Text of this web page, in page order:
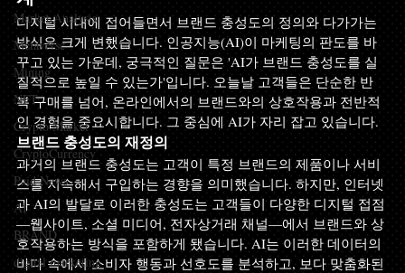
Market Analysis
Metaverse
Mining
NFT
Crypto Market
CryptoCurrency
Paid News
AI
BRAND
digital marketing
디지털 시대에 접어들면서 브랜드 충성도의 정의와 다가가는
방식은 크게 변했습니다. 인공지능(AI)이 마케팅의 판도를 바
꾸고 있는 가운데, 궁극적인 질문은 'AI가 브랜드 충성도를 실
질적으로 높일 수 있는가'입니다. 오늘날 고객들은 단순한 반
복 구매를 넘어, 온라인에서의 브랜드와의 상호작용과 전반적
인 경험을 중요시합니다. 그 중심에 AI가 자리 잡고 있습니다.
브랜드 충성도의 재정의
과거의 브랜드 충성도는 고객이 특정 브랜드의 제품이나 서비
스를 지속해서 구입하는 경향을 의미했습니다. 하지만, 인터넷
과 AI의 발달로 이러한 충성도는 고객들이 다양한 디지털 접점
—웹사이트, 소셜 미디어, 전자상거래 채널—에서 브랜드와 상
호작용하는 방식을 포함하게 됐습니다. AI는 이러한 데이터의
바다 속에서 소비자 행동과 선호도를 분석하고, 보다 맞춤화된